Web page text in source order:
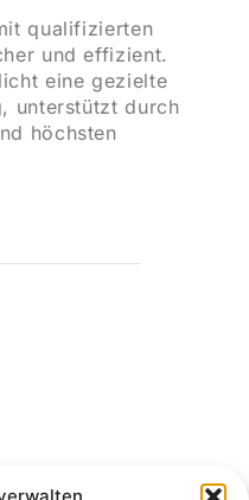
qualifizierten
und effizient.
eine gezielte
unterstützt durch
höchsten